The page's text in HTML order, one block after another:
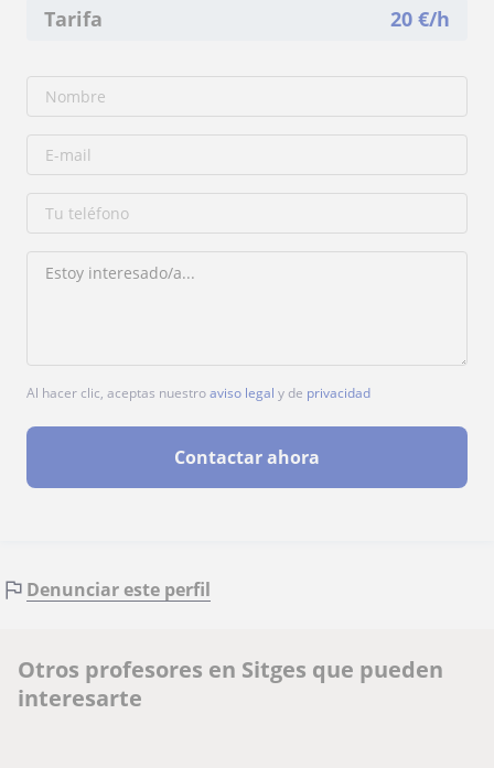
Tarifa 20 €/h
Al hacer clic, aceptas nuestroaviso legal y de privacidad
Contactar ahora
Denunciar este perfil
Otros profesores en Sitges que pueden
interesarte